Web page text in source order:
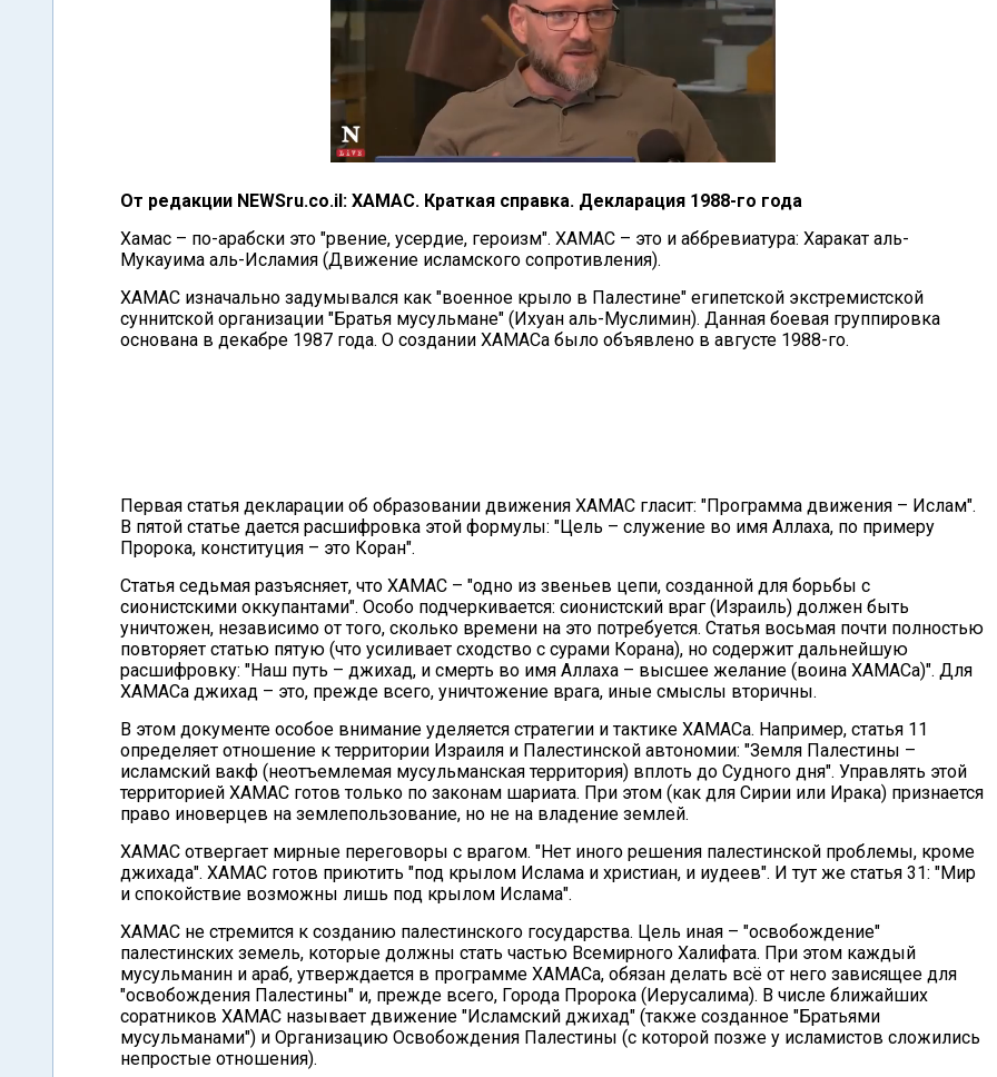
От редакции NEWSru.co.il: ХАМАС. Краткая справка. Декларация 1988-го года
Хамас – по-арабски это "рвение, усердие, героизм". ХАМАС – это и аббревиатура: Харакат аль-
Мукауима аль-Исламия (Движение исламского сопротивления).
ХАМАС изначально задумывался как "военное крыло в Палестине" египетской экстремистской
суннитской организации "Братья мусульмане" (Ихуан аль-Муслимин). Данная боевая группировка
основана в декабре 1987 года. О создании ХАМАСа было объявлено в августе 1988-го.
Первая статья декларации об образовании движения ХАМАС гласит: "Программа движения – Ислам".
В пятой статье дается расшифровка этой формулы: "Цель – служение во имя Аллаха, по примеру
Пророка, конституция – это Коран".
Статья седьмая разъясняет, что ХАМАС – "одно из звеньев цепи, созданной для борьбы с
сионистскими оккупантами". Особо подчеркивается: сионистский враг (Израиль) должен быть
уничтожен, независимо от того, сколько времени на это потребуется. Статья восьмая почти полностью
повторяет статью пятую (что усиливает сходство с сурами Корана), но содержит дальнейшую
расшифровку: "Наш путь – джихад, и смерть во имя Аллаха – высшее желание (воина ХАМАСа)". Для
ХАМАСа джихад – это, прежде всего, уничтожение врага, иные смыслы вторичны.
В этом документе особое внимание уделяется стратегии и тактике ХАМАСа. Например, статья 11
определяет отношение к территории Израиля и Палестинской автономии: "Земля Палестины –
исламский вакф (неотъемлемая мусульманская территория) вплоть до Судного дня". Управлять этой
территорией ХАМАС готов только по законам шариата. При этом (как для Сирии или Ирака) признается
право иноверцев на землепользование, но не на владение землей.
ХАМАС отвергает мирные переговоры с врагом. "Нет иного решения палестинской проблемы, кроме
джихада". ХАМАС готов приютить "под крылом Ислама и христиан, и иудеев". И тут же статья 31: "Мир
и спокойствие возможны лишь под крылом Ислама".
ХАМАС не стремится к созданию палестинского государства. Цель иная – "освобождение"
палестинских земель, которые должны стать частью Всемирного Халифата. При этом каждый
мусульманин и араб, утверждается в программе ХАМАСа, обязан делать всё от него зависящее для
"освобождения Палестины" и, прежде всего, Города Пророка (Иерусалима). В числе ближайших
соратников ХАМАС называет движение "Исламский джихад" (также созданное "Братьями
мусульманами") и Организацию Освобождения Палестины (с которой позже у исламистов сложились
непростые отношения).